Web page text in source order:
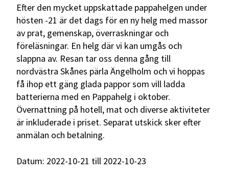
Efter den mycket uppskattade pappahelgen under
hösten -21 är det dags för en ny helg med massor
av prat, gemenskap, överraskningar och
föreläsningar. En helg där vi kan umgås och
slappna av. Resan tar oss denna gång till
nordvästra Skånes pärla Ängelholm och vi hoppas
få ihop ett gäng glada pappor som vill ladda
batterierna med en Pappahelg i oktober.
Övernattning på hotell, mat och diverse aktiviteter
är inkluderade i priset. Separat utskick sker efter
anmälan och betalning.
Datum: 2022-10-21 till 2022-10-23